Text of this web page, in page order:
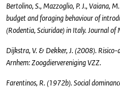
Bertolino, S., Mazzoglio, P. J., Vaiana,
budget and foraging behaviour of
(Rodentia, Sciuridae) in Italy. Journal
Dijkstra, V. & Dekker, J. (2008). Risico-
Arnhem: Zoogdiervereniging VZZ.
Farentinos, R. (1972b). Social